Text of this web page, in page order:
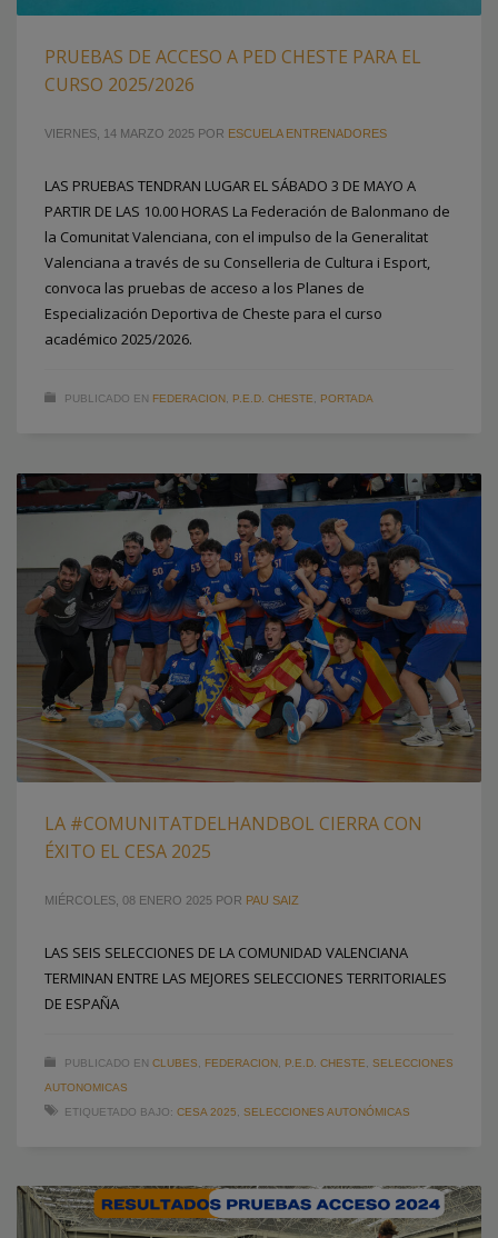
PRUEBAS DE ACCESO A PED CHESTE PARA EL
CURSO 2025/2026
VIERNES, 14 MARZO 2025 POR ESCUELA ENTRENADORES
LAS PRUEBAS TENDRAN LUGAR EL SÁBADO 3 DE MAYO A
PARTIR DE LAS 10.00 HORAS La Federación de Balonmano de
la Comunitat Valenciana, con el impulso de la Generalitat
Valenciana a través de su Conselleria de Cultura i Esport,
convoca las pruebas de acceso a los Planes de
Especialización Deportiva de Cheste para el curso
académico 2025/2026.
PUBLICADO EN FEDERACION P.E.D. CHESTE PORTADA
LA #COMUNITATDELHANDBOL CIERRA CON
ÉXITO EL CESA 2025
MIÉRCOLES, 08 ENERO 2025 POR PAU SAIZ
LAS SEIS SELECCIONES DE LA COMUNIDAD VALENCIANA
TERMINAN ENTRE LAS MEJORES SELECCIONES TERRITORIALES
DE ESPAÑA
PUBLICADO EN CLUBES FEDERACION P.E.D. CHESTE
SELECCIONES
AUTONOMICAS
ETIQUETADO BAJO: CESA 2025 SELECCIONES AUTONÓMICAS